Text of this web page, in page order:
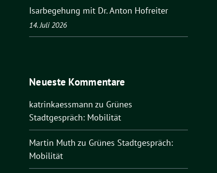
Isarbegehung mit Dr. Anton Hofreiter
14. Juli 2026
Neueste Kommentare
katrinkaessmann zu Grünes
Stadtgespräch: Mobilität
Martin Muth zu Grünes Stadtgespräch:
Mobilität